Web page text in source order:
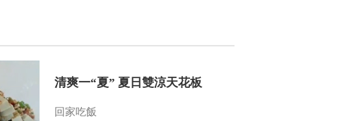
清爽一“夏” 夏日雙涼天花板
回家吃飯